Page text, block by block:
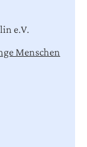
e.V.
Menschen